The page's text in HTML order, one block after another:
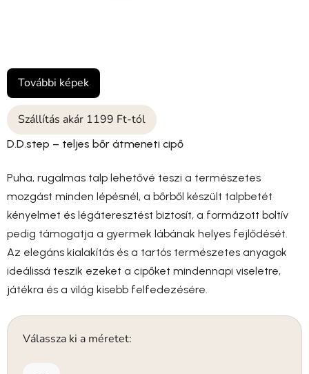
Szállítás akár 1199 Ft-tól
D.D.step – teljes bőr átmeneti cipő
Puha, rugalmas talp lehetővé teszi a természetes
mozgást minden lépésnél, a bőrből készült talpbetét
kényelmet és légáteresztést biztosít, a formázott boltív
pedig támogatja a gyermek lábának helyes fejlődését.
Az elegáns kialakítás és a tartós természetes anyagok
ideálissá teszik ezeket a cipőket mindennapi viseletre,
játékra és a világ kisebb felfedezésére.
Válassza ki a méretet:
További képek